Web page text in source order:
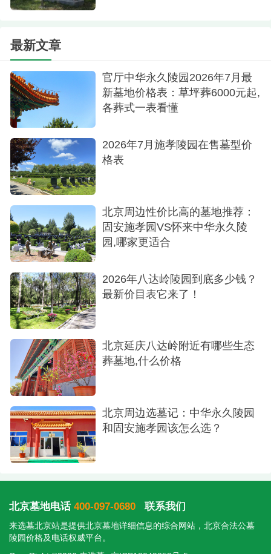
最新文章
官厅中华永久陵园2026年7月最
新墓地价格表：草坪葬6000元起,
各葬式一表看懂
2026年7月施孝陵园在售墓型价
格表
北京周边性价比高的墓地推荐：
固安施孝园VS怀来中华永久陵
园,哪家更适合
2026年八达岭陵园到底多少钱？
最新价目表它来了！
北京延庆八达岭附近有哪些生态
葬墓地,什么价格
北京周边选墓记：中华永久陵园
和固安施孝园该怎么选？
北京墓地电话 400-097-0680 联系我们
来选墓北京站是提供北京墓地详细信息的综合网站，北京合法公墓
陵园价格及电话权威平台。